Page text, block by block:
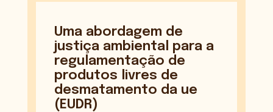
Uma abordagem de
justiça ambiental para a
regulamentação de
produtos livres de
desmatamento da ue
(EUDR)